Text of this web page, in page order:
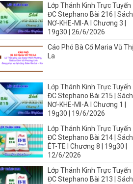
Lớp Thánh Kinh Trực Tuyến
ĐC Stephano Bài 216 | Sách
NƠ-KHE-MI-A I Chương 3 |
19g30 | 26/6/2026
Cáo Phó Bà Cố Maria Vũ Thị
La
Lớp Thánh Kinh Trực Tuyến
ĐC Stephano Bài 215 | Sách
NƠ-KHE-MI-A I Chương 1 |
19g30 | 19/6/2026
Lớp Thánh Kinh Trực Tuyến
ĐC Stephano Bài 214 | Sách
ÉT-TE I Chương 8 | 19g30 |
12/6/2026
Lớp Thánh Kinh Trực Tuyến
ĐC Stephano Bài 213 | Sách